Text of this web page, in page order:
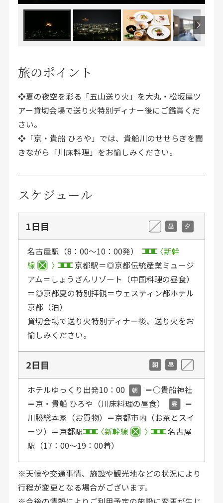
旅のポイント
❖夏の夜空を彩る「五山送り火」を大丸・松坂屋ツ
アー貸切会場で送り火特別ディナー後にご鑑賞くだ
さい。
❖「京・貴船 ひろや」では、貴船川のせせらぎを聞
きながら「川床料理」をお愉しみください。
スケジュール
1日目
名古屋駅（8：00〜10：00発）
新幹
線
京都駅＝◎京都伝統産業ミュージ
アム＝しょうざんリゾート（中国料理の昼食）
＝◎京都夏の特別拝観＝ウェスティン都ホテル
京都（泊）
貸切会場で送り火特別ディナー後、送り火をお
愉しみください。
2日目
ホテルゆっくり出発10：00
＝○貴船神社
＝京・貴船 ひろや（川床料理の昼食）
＝
川勝総本家（お買物）＝京都市内（お茶とスイ
ーツ）＝京都駅
新幹線
名古屋
駅（17：00〜19：00着）
※天候や交通事情、施設や観光地などの状況により
行程が変更となる場合がございます。